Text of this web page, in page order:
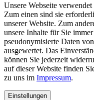
Unsere Webseite
Zum einen sind sie
unserer Website. Zum
unsere Inhalte für Sie
pseudonymisierte Daten
ausgewertet. Das
können Sie jederzeit
auf dieser Website finden
zu uns im Impressum.
Einstellungen